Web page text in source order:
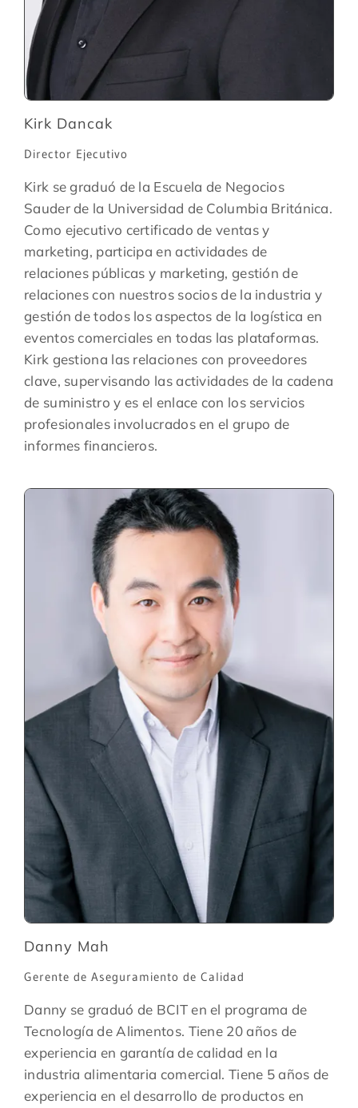
Kirk Dancak
Director Ejecutivo
Kirk se graduó de la Escuela de Negocios
Sauder de la Universidad de Columbia Británica.
Como ejecutivo certificado de ventas y
marketing, participa en actividades de
relaciones públicas y marketing, gestión de
relaciones con nuestros socios de la industria y
gestión de todos los aspectos de la logística en
eventos comerciales en todas las plataformas.
Kirk gestiona las relaciones con proveedores
clave, supervisando las actividades de la cadena
de suministro y es el enlace con los servicios
profesionales involucrados en el grupo de
informes financieros.
Danny Mah
Gerente de Aseguramiento de Calidad
Danny se graduó de BCIT en el programa de
Tecnología de Alimentos. Tiene 20 años de
experiencia en garantía de calidad en la
industria alimentaria comercial. Tiene 5 años de
experiencia en el desarrollo de productos en